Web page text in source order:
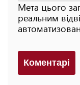
Мета цього
реальним
Коментарi